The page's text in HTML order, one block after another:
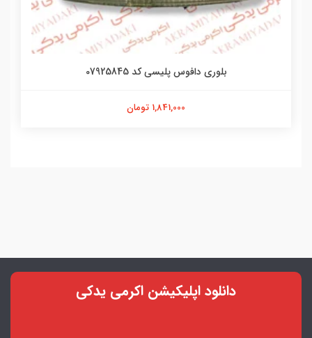
بلوری دافوس پلیسی کد 07925845
1,841,000 تومان
دانلود اپلیکیشن اکرمی یدکی